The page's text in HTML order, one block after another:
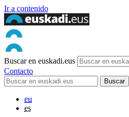
Ir a contenido
Buscar en euskadi.eus
Contacto
eu
es